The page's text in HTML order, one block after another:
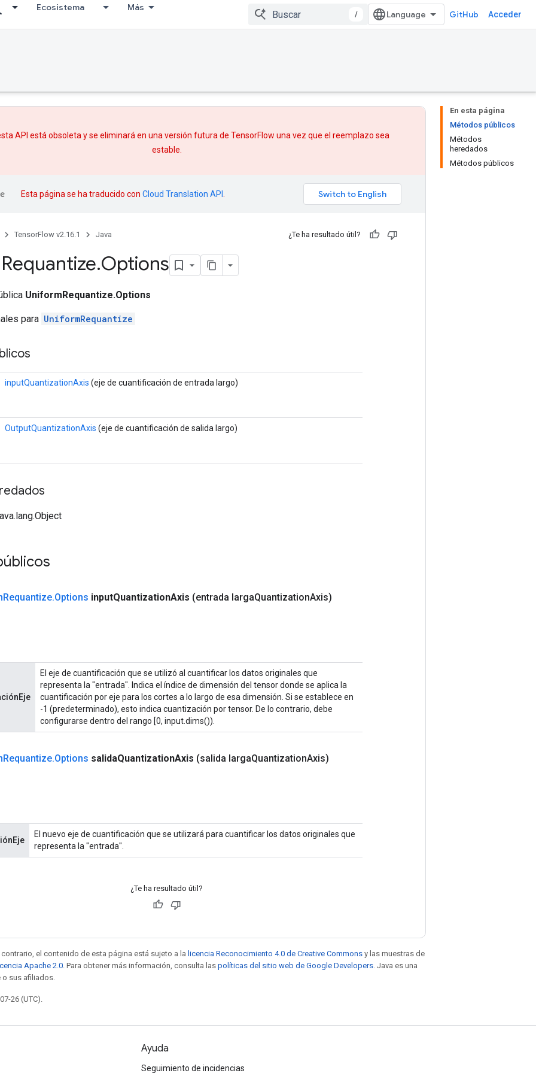
Ecosistema Más
/ GitHub Acceder
En esta página
Métodos públicos
Métodos
heredados
Métodos públicos
API está obsoleta y se eliminará en una versión futura de TensorFlow una vez que el reemplazo sea
estable.
Esta página se ha traducido con Cloud Translation API
TensorFlow v2.16.1 Java ¿Te ha resultado útil?
Requantize.Options
UniformRequantize.Options
para UniformRequantize
inputQuantizationAxis (eje de cuantificación de entrada largo)
OutputQuantizationAxis (eje de cuantificación de salida largo)
Requantize.Options inputQuantizationAxis (entrada largaQuantizationAxis)
El eje de cuantificación que se utilizó al cuantificar los datos originales que
representa la "entrada". Indica el índice de dimensión del tensor donde se aplica la
cuantificación por eje para los cortes a lo largo de esa dimensión. Si se establece en
-1 (predeterminado), esto indica cuantización por tensor. De lo contrario, debe
configurarse dentro del rango [0, input.dims()).
Requantize.Options salidaQuantizationAxis (salida largaQuantizationAxis)
El nuevo eje de cuantificación que se utilizará para cuantificar los datos originales que
representa la "entrada".
¿Te ha resultado útil?
el contenido de esta página está sujeto a la licencia Reconocimiento 4.0 de Creative Commons y las muestras de
Apache 2.0 . Para obtener más información, consulta las políticas del sitio web de Google Developers . Java es una
sus afiliados.
26 (UTC).
Ayuda
Seguimiento de incidencias